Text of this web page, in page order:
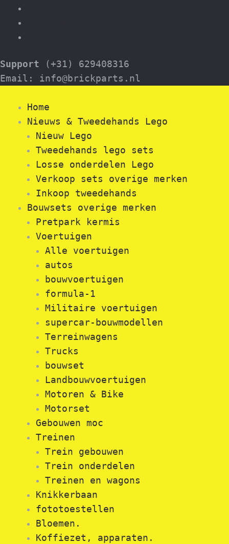
Support (+31) 629408316
Email: info@brickparts.nl
Home
Nieuws & Tweedehands Lego
Nieuw Lego
Tweedehands lego sets
Losse onderdelen Lego
Verkoop sets overige merken
Inkoop tweedehands
Bouwsets overige merken
Pretpark kermis
Voertuigen
Alle voertuigen
autos
bouwvoertuigen
formula-1
Militaire voertuigen
supercar-bouwmodellen
Terreinwagens
Trucks
bouwset
Landbouwvoertuigen
Motoren & Bike
Motorset
Gebouwen moc
Treinen
Trein gebouwen
Trein onderdelen
Treinen en wagons
Knikkerbaan
fototoestellen
Bloemen.
Koffiezet, apparaten.